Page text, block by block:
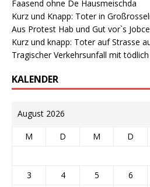
Faasend ohne De Hausmeischda
Kurz und Knapp: Toter in
Aus Protest Hab und Gut vor`s
Kurz und knapp: Toter auf Strasse
Tragischer Verkehrsunfall mit
KALENDER
August 2026
M D M D
3
4 5 6